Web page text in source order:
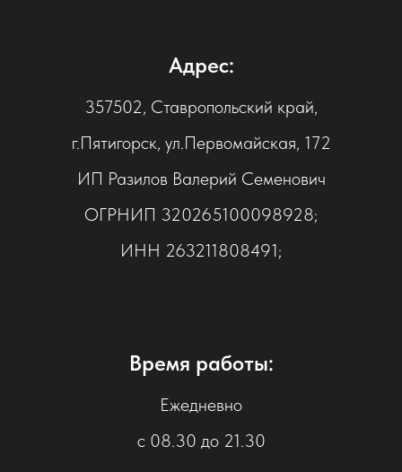
Адрес:
357502, Ставропольский край,
г.Пятигорск, ул.Первомайская, 172
ИП Разилов Валерий Семенович
ОГРНИП 320265100098928;
ИНН 263211808491;
Время работы:
Ежедневно
с 08.30 до 21.30